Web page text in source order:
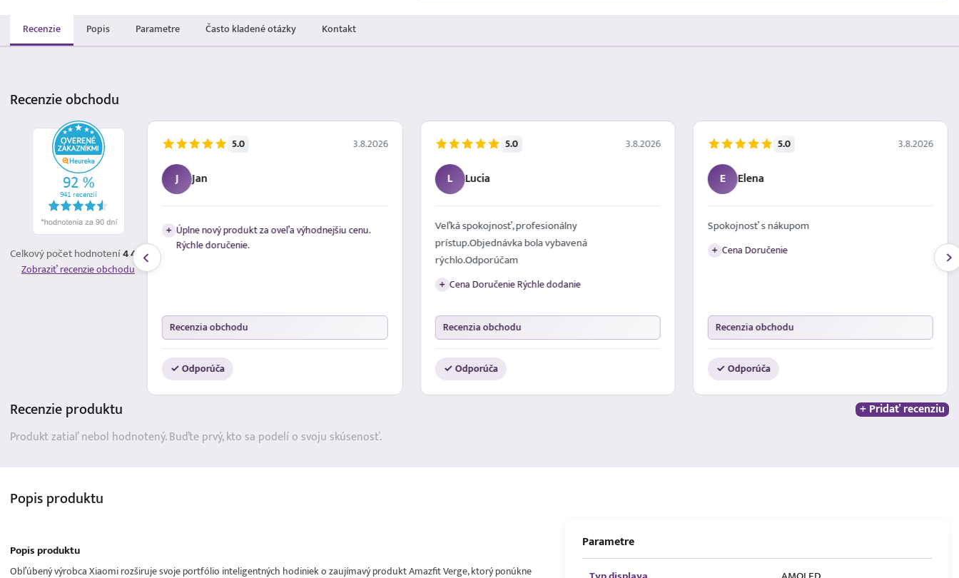
Recenzie Popis Parametre Často kladené otázky Kontakt
Recenzieobchodu
Celkový počet hodnotení4 477
Zobraziť recenzie obchodu
4.8.2026
eshope
5.0 3.8.2026
J Jan
+ Úplne nový produkt za oveľa výhodnejšiu cenu.
Rýchle doručenie.
Recenzia obchodu
✓ Odporúča
5.0 3.8.2026
L Lucia
Veľká spokojnosť, profesionálny
prístup.Objednávka bola vybavená
rýchlo.Odporúčam
+ Cena Doručenie Rýchle dodanie
Recenzia obchodu
✓ Odporúča
5.0 3.8.2026
E Elena
Spokojnosť s nákupom
+ Cena Doručenie
Recenzia obchodu
✓ Odporúča
Recenzieproduktu
+ Pridať recenziu
Produkt zatiaľ nebol hodnotený. Buďte prvý, kto sa podelí o svoju skúsenosť.
Popisproduktu
Popis produktu
Obľúbený výrobca Xiaomi rozširuje svoje portfólio inteligentných hodiniek o zaujímavý produkt Amazfit Verge, ktorý ponúkne
Parametre